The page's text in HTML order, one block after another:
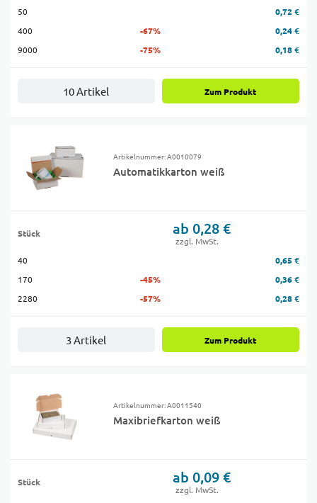
50
0,72 €
400
-67%
0,24 €
9000
-75% 0,18 €
10 Artikel Zum Produkt
Artikelnummer: A0010079
Automatikkarton weiß
Stück ab 0,28 €
zzgl. MwSt.
40
0,65 €
170
-45%
0,36 €
2280
-57% 0,28 €
3 Artikel Zum Produkt
Artikelnummer: A0011540
Maxibriefkarton weiß
Stück ab 0,09 €
zzgl. MwSt.